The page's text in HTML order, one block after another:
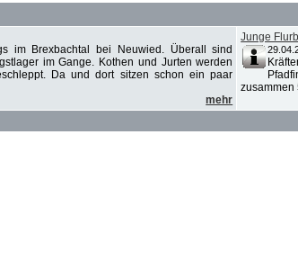
im Brexbachtal bei Neuwied. Überall sind
im Gange. Kothen und Jurten werden
Da und dort sitzen schon ein paar
mehr
Junge
zusammen